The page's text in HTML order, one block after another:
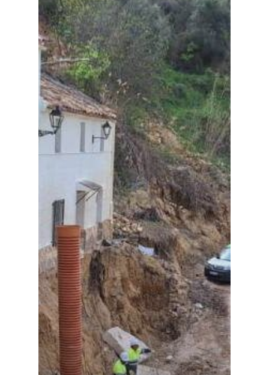
Talavera
Deportes
Sucesos
Medio Ambiente
Planeta Rural
Especiales
Política
Galerías